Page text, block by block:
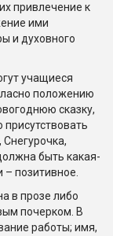
привлечение к
ими
и духовного
учащиеся
положению
сказку,
быть какая-
– позитивное.
в прозе либо
почерком. В
работы; имя,